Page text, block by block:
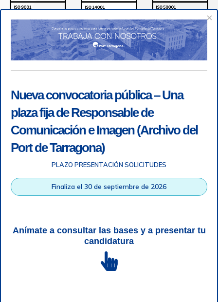
Autoridad Portuaria de Tarragona © Todos los derechos
×
Nueva convocatoria pública – Una
plaza fija de Responsable de
Comunicación e Imagen (Archivo del
Port de Tarragona)
PLAZO PRESENTACIÓN SOLICITUDES
Finaliza el 30 de septiembre de 2026
Anímate a consultar las bases y a presentar tu
candidatura